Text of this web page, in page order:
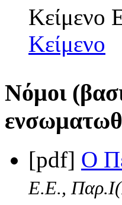
Κείμενο
Κείμενο
Νόμοι
[pdf] Ο
Ε.Ε.,